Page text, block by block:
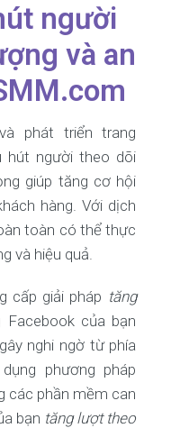
người
và an
phát triển trang
hút người theo dõi
giúp tăng cơ hội
hàng. Với dịch
toàn có thể thực
và hiệu quả.
cấp giải pháp tăng
của bạn
nghi ngờ từ phía
phương pháp
các phần mềm can
bạn tăng lượt theo